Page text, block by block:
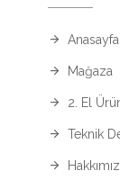
Anasayfa
Mağaza
2. El
Teknik